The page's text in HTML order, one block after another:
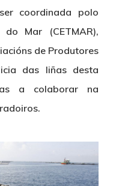
coordinada polo
do Mar (CETMAR),
de Produtores
das liñas desta
a colaborar na